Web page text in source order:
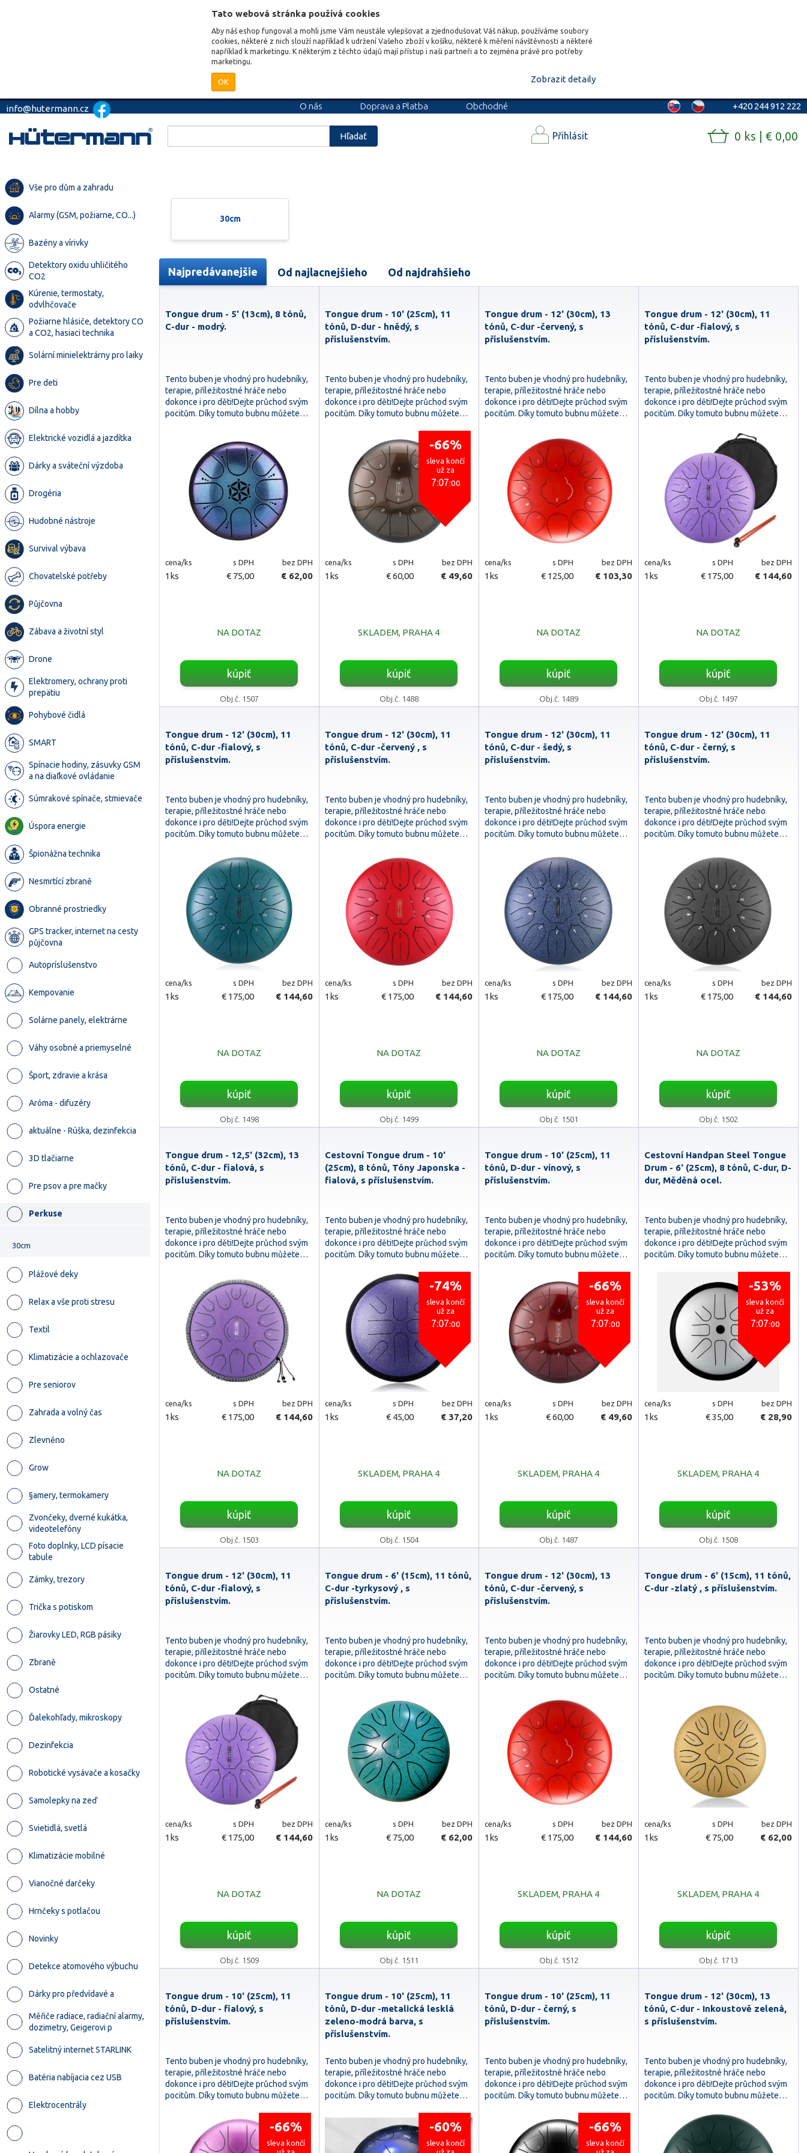
Tato webová stránka používá cookies
Aby náš eshop fungoval a mohli jsme Vám neustále vylepšovat a zjednodušovat Váš nákup, používáme soubory
cookies, některé z nich slouží například k udržení Vašeho zboží v košíku, některé k měření návštěvnosti a některé
například k marketingu. K některým z těchto údajů mají přístup i naši partneři a to zejména právě pro potřeby
marketingu.
OK Zobrazit detaily
info@hutermann.cz O nás Doprava a Platba
Obchodné
+420 244 912 222
Hľadať Přihlásit 0 ks | € 0,00
Vše pro dům a zahradu
Alarmy (GSM, požiarne, CO...)
Bazény a vírivky
Detektory oxidu uhličitého
CO2
Kúrenie, termostaty,
odvlhčovače
Požiarne hlásiče, detektory CO
a CO2, hasiaci technika
Solární minielektrárny pro laiky
Pre deti
Dílna a hobby
Elektrické vozidlá a jazdítka
Dárky a sváteční výzdoba
Drogéria
Hudobné nástroje
Survival výbava
Chovatelské potřeby
Půjčovna
Zábava a životní styl
Drone
Elektromery, ochrany proti
prepätiu
Pohybové čidlá
SMART
Spínacie hodiny, zásuvky GSM
a na diaľkové ovládanie
Súmrakové spínače, stmievače
Úspora energie
Špionážna technika
Nesmrtící zbraně
Obranné prostriedky
GPS tracker, internet na cesty
půjčovna
Autopríslušenstvo
Kempovanie
Solárne panely, elektrárne
Váhy osobné a priemyselné
Šport, zdravie a krása
Aróma - difuzéry
aktuálne - Rúška, dezinfekcia
3D tlačiarne
Pre psov a pre mačky
Perkuse
30cm
Plážové deky
Relax a vše proti stresu
Textil
Klimatizácie a ochlazovače
Pre seniorov
Zahrada a volný čas
Zlevněno
Grow
§amery, termokamery
Zvončeky, dverné kukátka,
videotelefóny
Foto doplnky, LCD písacie
tabule
Zámky, trezory
Trička s potiskom
Žiarovky LED, RGB pásiky
Zbraně
Ostatné
Ďalekohľady, mikroskopy
Dezinfekcia
Robotické vysávače a kosačky
Samolepky na zeď
Svietidlá, svetlá
Klimatizácie mobilné
Vianočné darčeky
Hrnčeky s potlačou
Novinky
Detekce atomového výbuchu
Dárky pro předvídavé a
Měřiče radiace, radiační alarmy,
dozimetry, Geigerovi p
Satelitný internet STARLINK
Batéria nabíjacia cez USB
Elektrocentrály
30cm
Najpredávanejšie Od najlacnejšieho Od najdrahšieho
Tongue drum - 5' (13cm), 8 tónů,
C-dur - modrý.
Tento buben je vhodný pro hudebníky,
terapie, příležitostné hráče nebo
dokonce i pro děti!Dejte průchod svým
pocitům. Díky tomuto bubnu můžete…
cena/ks s DPH bez DPH
1ks € 75,00 € 62,00
NA DOTAZ
kúpiť
Obj.č. 1507
Tongue drum - 10' (25cm), 11
tónů, D-dur - hnědý, s
příslušenstvím.
Tento buben je vhodný pro hudebníky,
terapie, příležitostné hráče nebo
dokonce i pro děti!Dejte průchod svým
pocitům. Díky tomuto bubnu můžete…
-66%
sleva končí
už za
7:07:58
cena/ks s DPH bez DPH
1ks € 60,00 € 49,60
SKLADEM, PRAHA 4
kúpiť
Obj.č. 1488
Tongue drum - 12' (30cm), 13
tónů, C-dur -červený, s
příslušenstvím.
Tento buben je vhodný pro hudebníky,
terapie, příležitostné hráče nebo
dokonce i pro děti!Dejte průchod svým
pocitům. Díky tomuto bubnu můžete…
cena/ks s DPH bez DPH
1ks € 125,00 € 103,30
NA DOTAZ
kúpiť
Obj.č. 1489
Tongue drum - 12' (30cm), 11
tónů, C-dur -fialový, s
příslušenstvím.
Tento buben je vhodný pro hudebníky,
terapie, příležitostné hráče nebo
dokonce i pro děti!Dejte průchod svým
pocitům. Díky tomuto bubnu můžete…
cena/ks s DPH bez DPH
1ks € 175,00 € 144,60
NA DOTAZ
kúpiť
Obj.č. 1497
Tongue drum - 12' (30cm), 11
tónů, C-dur -fialový, s
příslušenstvím.
Tento buben je vhodný pro hudebníky,
terapie, příležitostné hráče nebo
dokonce i pro děti!Dejte průchod svým
pocitům. Díky tomuto bubnu můžete…
cena/ks s DPH bez DPH
1ks € 175,00 € 144,60
NA DOTAZ
kúpiť
Obj.č. 1498
Tongue drum - 12' (30cm), 11
tónů, C-dur -červený , s
příslušenstvím.
Tento buben je vhodný pro hudebníky,
terapie, příležitostné hráče nebo
dokonce i pro děti!Dejte průchod svým
pocitům. Díky tomuto bubnu můžete…
cena/ks s DPH bez DPH
1ks € 175,00 € 144,60
NA DOTAZ
kúpiť
Obj.č. 1499
Tongue drum - 12' (30cm), 11
tónů, C-dur - šedý, s
příslušenstvím.
Tento buben je vhodný pro hudebníky,
terapie, příležitostné hráče nebo
dokonce i pro děti!Dejte průchod svým
pocitům. Díky tomuto bubnu můžete…
cena/ks s DPH bez DPH
1ks € 175,00 € 144,60
NA DOTAZ
kúpiť
Obj.č. 1501
Tongue drum - 12' (30cm), 11
tónů, C-dur - černý, s
příslušenstvím.
Tento buben je vhodný pro hudebníky,
terapie, příležitostné hráče nebo
dokonce i pro děti!Dejte průchod svým
pocitům. Díky tomuto bubnu můžete…
cena/ks s DPH bez DPH
1ks € 175,00 € 144,60
NA DOTAZ
kúpiť
Obj.č. 1502
Tongue drum - 12,5' (32cm), 13
tónů, C-dur - fialová, s
příslušenstvím.
Tento buben je vhodný pro hudebníky,
terapie, příležitostné hráče nebo
dokonce i pro děti!Dejte průchod svým
pocitům. Díky tomuto bubnu můžete…
cena/ks s DPH bez DPH
1ks € 175,00 € 144,60
NA DOTAZ
kúpiť
Obj.č. 1503
Cestovní Tongue drum - 10'
(25cm), 8 tónů, Tóny Japonska -
fialová, s příslušenstvím.
Tento buben je vhodný pro hudebníky,
terapie, příležitostné hráče nebo
dokonce i pro děti!Dejte průchod svým
pocitům. Díky tomuto bubnu můžete…
-74%
sleva končí
už za
7:07:58
cena/ks s DPH bez DPH
1ks € 45,00 € 37,20
SKLADEM, PRAHA 4
kúpiť
Obj.č. 1504
Tongue drum - 10' (25cm), 11
tónů, D-dur - vínový, s
příslušenstvím.
Tento buben je vhodný pro hudebníky,
terapie, příležitostné hráče nebo
dokonce i pro děti!Dejte průchod svým
pocitům. Díky tomuto bubnu můžete…
-66%
sleva končí
už za
7:07:58
cena/ks s DPH bez DPH
1ks € 60,00 € 49,60
SKLADEM, PRAHA 4
kúpiť
Obj.č. 1487
Cestovní Handpan Steel Tongue
Drum - 6' (25cm), 8 tónů, C-dur, D-
dur, Měděná ocel.
Tento buben je vhodný pro hudebníky,
terapie, příležitostné hráče nebo
dokonce i pro děti!Dejte průchod svým
pocitům. Díky tomuto bubnu můžete…
-53%
sleva končí
už za
7:07:58
cena/ks s DPH bez DPH
1ks € 35,00 € 28,90
SKLADEM, PRAHA 4
kúpiť
Obj.č. 1508
Tongue drum - 12' (30cm), 11
tónů, C-dur -fialový, s
příslušenstvím.
Tento buben je vhodný pro hudebníky,
terapie, příležitostné hráče nebo
dokonce i pro děti!Dejte průchod svým
pocitům. Díky tomuto bubnu můžete…
cena/ks s DPH bez DPH
1ks € 175,00 € 144,60
NA DOTAZ
kúpiť
Obj.č. 1509
Tongue drum - 6' (15cm), 11 tónů,
C-dur -tyrkysový , s
příslušenstvím.
Tento buben je vhodný pro hudebníky,
terapie, příležitostné hráče nebo
dokonce i pro děti!Dejte průchod svým
pocitům. Díky tomuto bubnu můžete…
cena/ks s DPH bez DPH
1ks € 75,00 € 62,00
NA DOTAZ
kúpiť
Obj.č. 1511
Tongue drum - 12' (30cm), 13
tónů, C-dur -červený, s
příslušenstvím.
Tento buben je vhodný pro hudebníky,
terapie, příležitostné hráče nebo
dokonce i pro děti!Dejte průchod svým
pocitům. Díky tomuto bubnu můžete…
cena/ks s DPH bez DPH
1ks € 175,00 € 144,60
SKLADEM, PRAHA 4
kúpiť
Obj.č. 1512
Tongue drum - 6' (15cm), 11 tónů,
C-dur -zlatý , s příslušenstvím.
Tento buben je vhodný pro hudebníky,
terapie, příležitostné hráče nebo
dokonce i pro děti!Dejte průchod svým
pocitům. Díky tomuto bubnu můžete…
cena/ks s DPH bez DPH
1ks € 75,00 € 62,00
SKLADEM, PRAHA 4
kúpiť
Obj.č. 1713
Tongue drum - 10' (25cm), 11
tónů, D-dur - fialový, s
příslušenstvím.
Tento buben je vhodný pro hudebníky,
terapie, příležitostné hráče nebo
dokonce i pro děti!Dejte průchod svým
pocitům. Díky tomuto bubnu můžete…
-66%
sleva končí
Tongue drum - 10' (25cm), 11
tónů, D-dur -metalická lesklá
zeleno-modrá barva, s
příslušenstvím.
Tento buben je vhodný pro hudebníky,
terapie, příležitostné hráče nebo
dokonce i pro děti!Dejte průchod svým
pocitům. Díky tomuto bubnu můžete…
-60%
sleva končí
Tongue drum - 10' (25cm), 11
tónů, D-dur - černý, s
příslušenstvím.
Tento buben je vhodný pro hudebníky,
terapie, příležitostné hráče nebo
dokonce i pro děti!Dejte průchod svým
pocitům. Díky tomuto bubnu můžete…
-66%
sleva končí
Tongue drum - 12' (30cm), 13
tónů, C-dur - Inkoustově zelená,
s příslušenstvím.
Tento buben je vhodný pro hudebníky,
terapie, příležitostné hráče nebo
dokonce i pro děti!Dejte průchod svým
pocitům. Díky tomuto bubnu můžete…